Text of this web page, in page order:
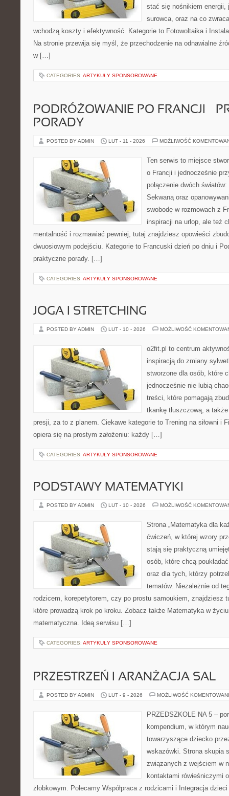
stać się nośnikiem energii,
surowca, oraz na co
wchodzą koszty i efektywność. Kategorie to Fotowoltaika i
Na stronie przewija się myśl, że przechodzenie na odnawialne
w […]
CATEGORIES: ARTYKUŁY SPONSOROWANE
PODRÓŻOWANIE PO FRANCJI –
PORADY
POSTED BY ADMIN LUT - 11 - 2026 MOŻLIWOŚĆ
Ten serwis to miejsce
o Francji i jednocześnie
połączenie dwóch
Sekwaną oraz
swobodę w rozmowach z
inspiracji na urlop, ale też
mentalność i rozmawiać pewniej, tutaj znajdziesz opowieści
dwuosiowym podejściu. Kategorie to Francuski dzień po dniu i
praktyczne porady. […]
CATEGORIES: ARTYKUŁY SPONSOROWANE
JOGA I STRETCHING
POSTED BY ADMIN LUT - 10 - 2026 MOŻLIWOŚĆ
o2fit.pl to centrum
inspiracją do zmiany
stworzone dla osób, które
jednocześnie nie lubią
treści, które pomagają
tkankę tłuszczową, a
presji, za to z planem. Ciekawe kategorie to Trening na siłowni i
opiera się na prostym założeniu: każdy […]
CATEGORIES: ARTYKUŁY SPONSOROWANE
PODSTAWY MATEMATYKI
POSTED BY ADMIN LUT - 10 - 2026 MOŻLIWOŚĆ
Strona „Matematyka dla
ćwiczeń, w której wzory
stają się praktyczną
osób, które chcą
oraz dla tych, którzy
tematów. Niezależnie od
rodzicem, korepetytorem, czy po prostu samoukiem, znajdziesz
które prowadzą krok po kroku. Zobacz także Matematyka w
matematyczna. Ideą serwisu […]
CATEGORIES: ARTYKUŁY SPONSOROWANE
PRZESTRZEŃ I ARANŻACJA SAL
POSTED BY ADMIN LUT - 9 - 2026 MOŻLIWOŚĆ
PRZEDSZKOLE NA 5 –
kompendium, w którym
towarzyszące dziecko
wskazówki. Strona skupia
związanych z wejściem w
kontaktami rówieśniczymi
żłobkowym. Polecamy Współpraca z rodzicami i Integracja